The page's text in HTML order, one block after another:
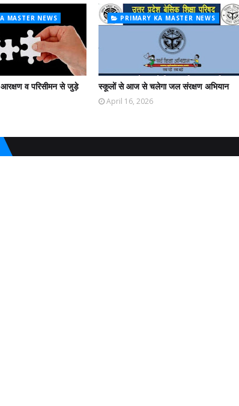
MASTER NEWS
व परिसीमन से जुड़े
PRIMARY KA MASTER NEWS
स्कूलों से आज से चलेगा जल संरक्षण अभियान
April 16, 2026